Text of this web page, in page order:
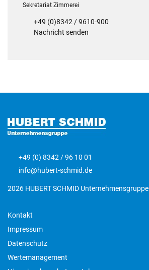
Sekretariat Zimmerei
+49 (0)8342 / 9610-900
Nachricht senden
+49 (0) 8342 / 96 10 01
info@hubert-schmid.de
2026 HUBERT SCHMID Unternehmensgruppe
Kontakt
Impressum
Datenschutz
Wertemanagement